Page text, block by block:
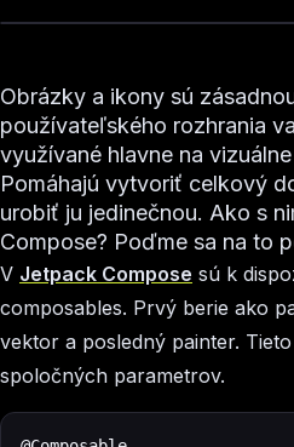
Obrázky a ikony sú
používateľského rozhrania
využívané hlavne na
Pomáhajú vytvoriť celkový
urobiť ju jedinečnou. Ako s
Compose? Poďme sa na to
V Jetpack Compose sú k
composables. Prvý berie ako
vektor a posledný painter.
spoločných parametrov.